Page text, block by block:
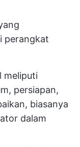
perangkat
meliputi
persiapan,
biasanya
dalam